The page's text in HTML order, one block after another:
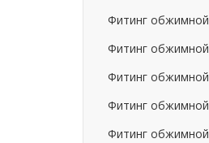
Фитинг обжимной
Фитинг обжимной
Фитинг обжимной
Фитинг обжимной
Фитинг обжимной